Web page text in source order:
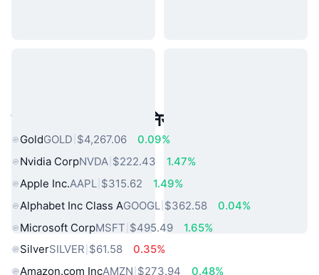
लोकप्रिय वास्तविक दुनिया की संपत्तियां
GoldGOLD $4,267.06
0.09%
Nvidia CorpNVDA $222.43
1.47%
Apple Inc.AAPL $315.62
1.49%
Alphabet Inc Class AGOOGL $362.58
0.04%
Microsoft CorpMSFT $495.49
1.65%
SilverSILVER $61.58
0.35%
Amazon.com IncAMZN $273.94 0.48%